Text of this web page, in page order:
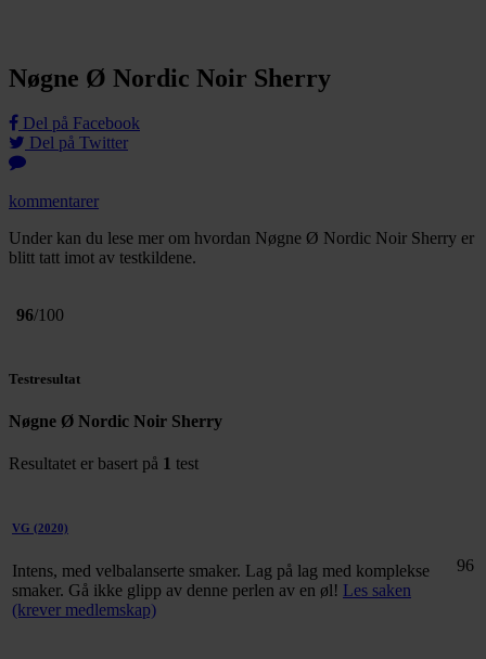
Nøgne Ø Nordic Noir Sherry
Del på Facebook
Del på Twitter
kommentarer
Under kan du lese mer om hvordan Nøgne Ø Nordic Noir Sherry er
blitt tatt imot av testkildene.
96/100
Testresultat
Nøgne Ø Nordic Noir Sherry
Resultatet er basert på 1 test
VG (2020)
Intens, med velbalanserte smaker. Lag på lag med komplekse
smaker. Gå ikke glipp av denne perlen av en øl! Les saken
(krever medlemskap)
96